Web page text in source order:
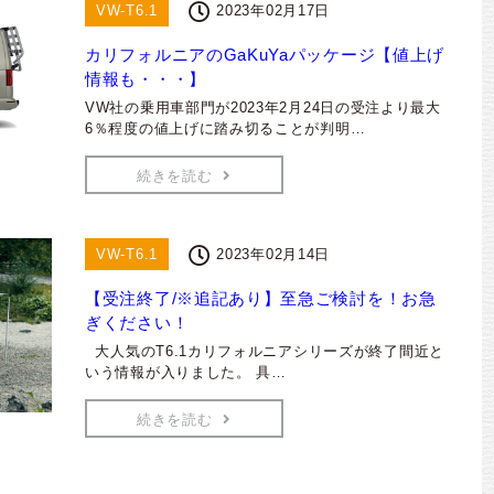
VW-T6.1 2023年02月17日
カリフォルニアのGaKuYaパッケージ【値上げ
情報も・・・】
VW社の乗用車部門が2023年2月24日の受注より最大
6％程度の値上げに踏み切ることが判明…
続きを読む
VW-T6.1 2023年02月14日
【受注終了/※追記あり】至急ご検討を！お急
ぎください！
大人気のT6.1カリフォルニアシリーズが終了間近と
いう情報が入りました。 具…
続きを読む